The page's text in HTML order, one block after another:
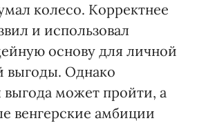
колесо. Корректнее
и использовал
основу для личной
выгоды. Однако
выгода может пройти, а
венгерские амбиции